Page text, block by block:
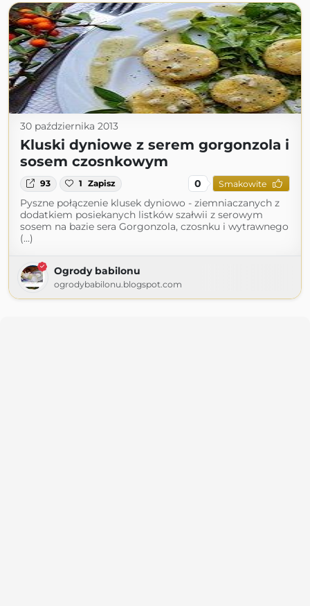
30 października 2013
Kluski dyniowe z serem gorgonzola i
sosem czosnkowym
93 1 Zapisz 0 Smakowite
Pyszne połączenie klusek dyniowo - ziemniaczanych z
dodatkiem posiekanych listków szałwii z serowym
sosem na bazie sera Gorgonzola, czosnku i wytrawnego
(...)
Ogrody babilonu
ogrodybabilonu.blogspot.com